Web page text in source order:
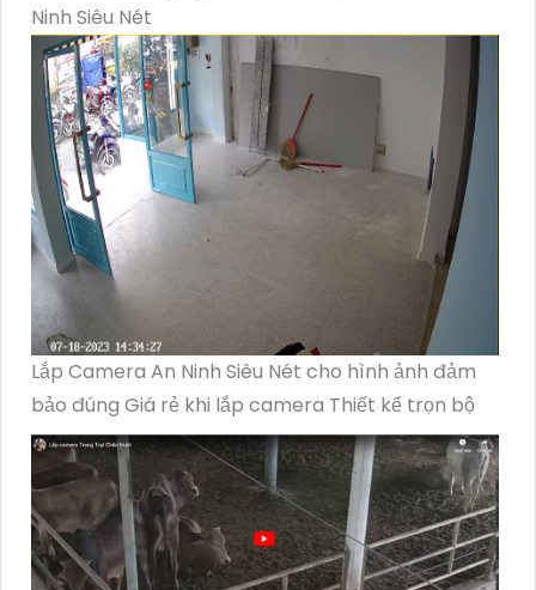
Ninh Siêu Nét
Lắp Camera An Ninh Siêu Nét cho hình ảnh đảm
bảo đúng Giá rẻ khi lắp camera Thiết kế trọn bộ